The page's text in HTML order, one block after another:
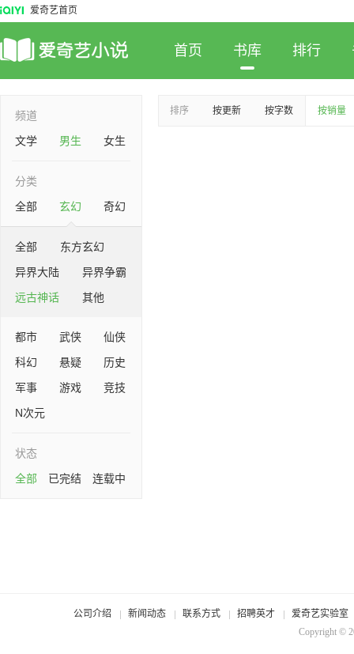
爱奇艺首页
首页 书库 排行
频道
文学
男生 女生
分类
全部
玄幻 奇幻
全部
东方玄幻
异界大陆
异界争霸
远古神话
其他
都市 武侠
仙侠
科幻
悬疑
历史
军事
游戏
竞技
N次元
状态
全部
已完结 连载中
排序 按更新 按字数 按销量
公司介绍 新闻动态 联系方式 招聘英才
爱奇艺实验室
Copyright ©